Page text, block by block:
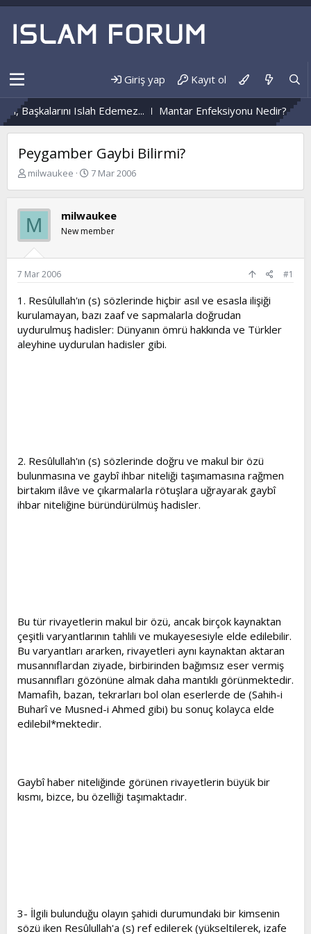
Giriş yap Kayıt ol
Islah Edemez... Mantar Enfeksiyonu Nedir? Nüzûlden
Peygamber Gaybi Bilirmi?
K
b
u
y
u
b
a
t
a
n
milwaukee
B
a
n
ı
a
r
i
h
i
7 Mar 2006
M milwaukee
New member
7 Mar 2006 #1
1. Resûlullah'ın (s) sözlerinde hiçbir asıl ve esasla ilişiği
kurulamayan, bazı zaaf ve sapmalarla doğrudan
uydurulmuş hadisler: Dünyanın ömrü hakkında ve Türkler
aleyhine uydurulan hadisler gibi.
2. Resûlullah'ın (s) sözlerinde doğru ve makul bir özü
bulunmasına ve gaybî ihbar niteliği taşımamasına rağmen
birtakım ilâve ve çıkarmalarla rötuşlara uğrayarak gaybî
ihbar niteliğine büründürülmüş hadisler.
Bu tür rivayetlerin makul bir özü, ancak birçok kaynaktan
çeşitli varyantlarının tahlili ve mukayesesiyle elde edilebilir.
Bu varyantları ararken, rivayetleri aynı kaynaktan aktaran
musannıflardan ziyade, birbirinden bağımsız eser vermiş
musannıfları gözönüne almak daha mantıklı görünmektedir.
Mamafih, bazan, tekrarları bol olan eserlerde de (Sahih-i
Buharî ve Musned-i Ahmed gibi) bu sonuç kolayca elde
edilebil*mektedir.
Gaybî haber niteliğinde görünen rivayetlerin büyük bir
kısmı, bizce, bu özelliği taşımaktadır.
3- İlgili bulunduğu olayın şahidi durumundaki bir kimsenin
sözü iken Resûlullah'a (s) ref edilerek (yükseltilerek, izafe